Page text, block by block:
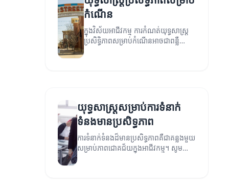
កំណើន
ក្នុងវិស័យអាជីវកម្ម ការកំណត់យុទ្ធសាស្ត្រ
ប្រសិទ្ធិភាពសម្រាប់កំណើនអាចជាពន្លឺ
យុទ្ធសាស្ត្រសម្រាប់ការទំនាក់
ទំនងមានប្រសិទ្ធភាព
ការទំនាក់ទំនងដ៏មានប្រសិទ្ធភាពគឺជាគន្លងមួយ
សម្រាប់ភាពជោគជ័យក្នុងអាជីវកម្ម។ សូម